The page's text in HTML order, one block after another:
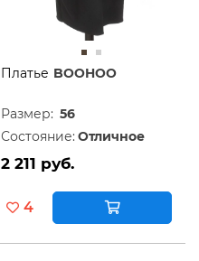
Платье BOOHOO
Размер: 56
Состояние: Отличное
2 211 руб.
4